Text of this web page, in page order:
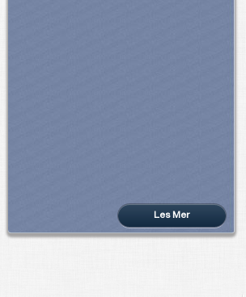
Les Mer